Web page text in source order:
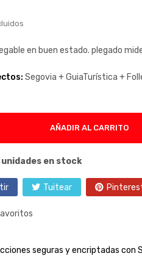
en buen estado. plegado
Segovia +GuiaTurística +
AÑADIR AL CARRITO
en stock
Tuitear
seguras y encriptadas con